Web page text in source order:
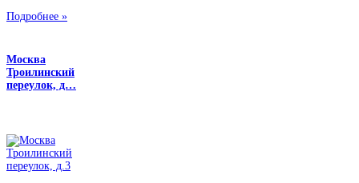
Подробнее »
Москва
Троилинский
переулок, д…